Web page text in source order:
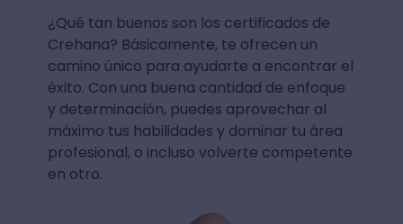
¿Qué tan buenos son los certificados de
Crehana? Básicamente, te ofrecen un
camino único para ayudarte a encontrar el
éxito. Con una buena cantidad de enfoque
y determinación, puedes aprovechar al
máximo tus habilidades y dominar tu área
profesional, o incluso volverte competente
en otro.